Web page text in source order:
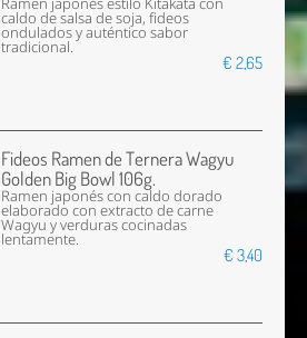
caldo de salsa de soja, fideos
ondulados y auténtico sabor
tradicional.
€ 2,65
Fideos Ramen de Ternera Wagyu
Golden Big Bowl 106g.
Ramen japonés con caldo dorado
elaborado con extracto de carne
Wagyu y verduras cocinadas
lentamente.
€ 3,40